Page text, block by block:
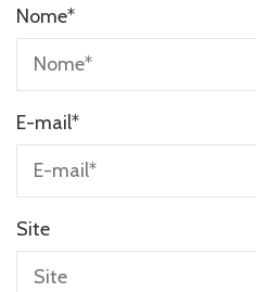
Nome*
E-mail*
Site